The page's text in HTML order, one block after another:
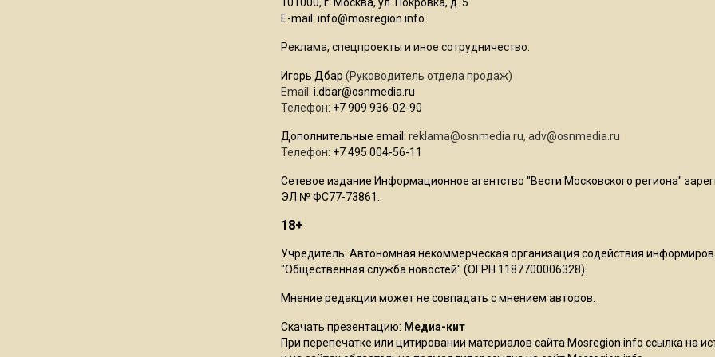
E-mail: info@mosregion.info
Реклама, спецпроекты и иное сотрудничество:
Игорь Дбар (Руководитель отдела продаж)
Email: i.dbar@osnmedia.ru
Телефон: +7 909 936-02-90
Дополнительные email: reklama@osnmedia.ru, adv@osnmedia.ru
Телефон: +7 495 004-56-11
Сетевое издание Информационное агентство "Вести Московского региона"
ЭЛ № ФС77-73861.
18+
Учредитель: Автономная некоммерческая организация содействия
"Общественная служба новостей" (ОГРН 1187700006328).
Мнение редакции может не совпадать с мнением авторов.
Скачать презентацию: Медиа-кит
При перепечатке или цитировании материалов сайта Mosregion.info ссылка на